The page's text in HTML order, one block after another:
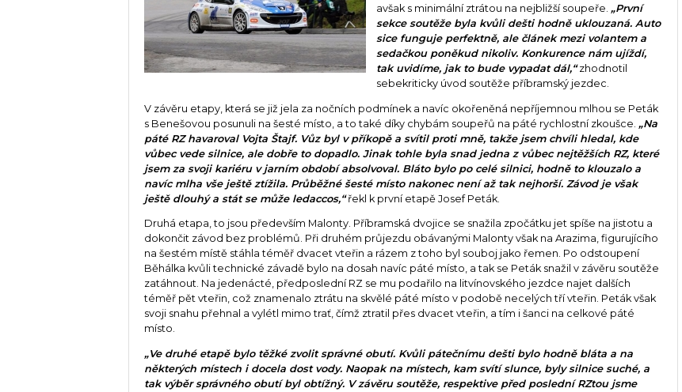
avšak s minimální ztrátou na nejbližší soupeře. „První
sekce soutěže byla kvůli dešti hodně uklouzaná. Auto
sice funguje perfektně, ale článek mezi volantem a
sedačkou poněkud nikoliv. Konkurence nám ujíždí,
tak uvidíme, jak to bude vypadat dál,“zhodnotil
sebekriticky úvod soutěže příbramský jezdec.
V závěru etapy, která se již jela za nočních podmínek a navíc okořeněná nepříjemnou mlhou se Peták
s Benešovou posunuli na šesté místo, a to také díky chybám soupeřů na páté rychlostní zkoušce. „Na
páté RZ havaroval Vojta Štajf. Vůz byl v příkopě a svítil proti mně, takže jsem chvíli hledal, kde
vůbec vede silnice, ale dobře to dopadlo. Jinak tohle byla snad jedna z vůbec nejtěžších RZ, které
jsem za svoji kariéru v jarním období absolvoval. Bláto bylo po celé silnici, hodně to klouzalo a
navíc mlha vše ještě ztížila. Průběžné šesté místo nakonec není až tak nejhorší. Závod je však
ještě dlouhý a stát se může ledaccos,“řekl k první etapě Josef Peták.
Druhá etapa, to jsou především Malonty. Příbramská dvojice se snažila zpočátku jet spíše na jistotu a
dokončit závod bez problémů. Při druhém průjezdu obávanými Malonty však na Arazima, figurujícího
na šestém místě stáhla téměř dvacet vteřin a rázem z toho byl souboj jako řemen. Po odstoupení
Běhálka kvůli technické závadě bylo na dosah navíc páté místo, a tak se Peták snažil v závěru soutěže
zatáhnout. Na jedenácté, předposlední RZ se mu podařilo na litvínovského jezdce najet dalších
téměř pět vteřin, což znamenalo ztrátu na skvělé páté místo v podobě necelých tří vteřin. Peták však
svoji snahu přehnal a vylétl mimo trať, čímž ztratil přes dvacet vteřin, a tím i šanci na celkové páté
místo.
„Ve druhé etapě bylo těžké zvolit správné obutí. Kvůli pátečnímu dešti bylo hodně bláta a na
některých místech i docela dost vody. Naopak na místech, kam svítí slunce, byly silnice suché, a
tak výběr správného obutí byl obtížný. V závěru soutěže, respektive před poslední RZtou jsme